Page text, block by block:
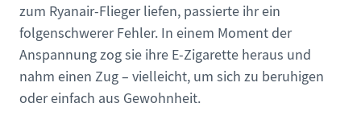
zum Ryanair-Flieger liefen, passierte ihr ein
folgenschwerer Fehler. In einem Moment der
Anspannung zog sie ihre E-Zigarette heraus und
nahm einen Zug – vielleicht, um sich zu beruhigen
oder einfach aus Gewohnheit.